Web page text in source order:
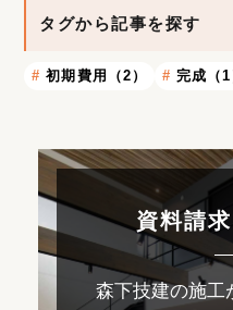
タグから記事を探す
初期費用（2） 完成（1
資料請
森下技建の施工